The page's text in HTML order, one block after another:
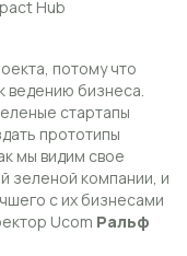
Hub
потому что
ведению бизнеса.
стартапы
прототипы
мы видим свое
зеленой компании, и
с их бизнесами
Ucom Ральф